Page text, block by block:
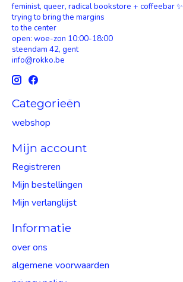
feminist, queer, radical bookstore + coffeebar ✨
trying to bring the margins
to the center
open: woe-zon 10:00-18:00
steendam 42, gent
info@rokko.be
Categorieën
webshop
Mijn account
Registreren
Mijn bestellingen
Mijn verlanglijst
Informatie
over ons
algemene voorwaarden